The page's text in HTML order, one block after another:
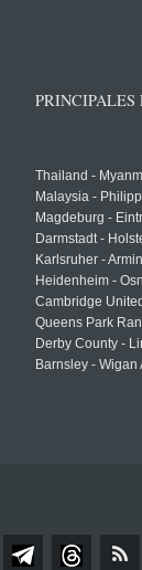
PRINCIPALES
Thailand -
Malaysia -
Magdeburg -
Darmstadt -
Karlsruher -
Heidenheim -
Cambridge
Queens Park
Derby County -
Barnsley - Wigan